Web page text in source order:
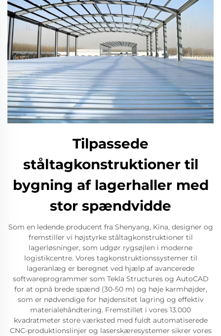
Tilpassede
ståltagkonstruktioner til
bygning af lagerhaller med
stor spændvidde
Som en ledende producent fra Shenyang, Kina, designer og
fremstiller vi højstyrke ståltagkonstruktioner til
lagerløsninger, som udgør rygsøjlen i moderne
logistikcentre. Vores tagkonstruktionssystemer til
lageranlæg er beregnet ved hjælp af avancerede
softwareprogrammer som Tekla Structures og AutoCAD
for at opnå brede spænd (30-50 m) og høje karmhøjder,
som er nødvendige for højdensitet lagring og effektiv
materialehåndtering. Fremstillet i vores 13.000
kvadratmeter store værksted med fuldt automatiserede
CNC-produktionslinjer og laserskæresystemer sikrer vores